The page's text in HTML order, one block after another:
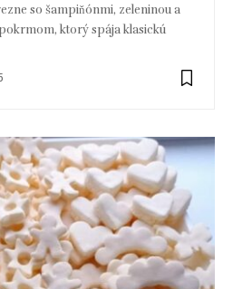
so šampiňónmi, zeleninou a
ktorý spája klasickú